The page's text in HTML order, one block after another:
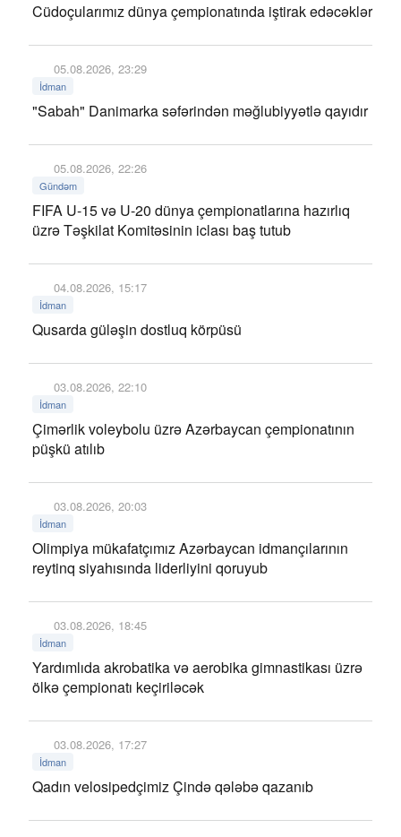
Cüdoçularımız dünya çempionatında iştirak edəcəklər
05.08.2026, 23:29
İdman
"Sabah" Danimarka səfərindən məğlubiyyətlə qayıdır
05.08.2026, 22:26
Gündəm
FIFA U-15 və U-20 dünya çempionatlarına hazırlıq
üzrə Təşkilat Komitəsinin iclası baş tutub
04.08.2026, 15:17
İdman
Qusarda güləşin dostluq körpüsü
03.08.2026, 22:10
İdman
Çimərlik voleybolu üzrə Azərbaycan çempionatının
püşkü atılıb
03.08.2026, 20:03
İdman
Olimpiya mükafatçımız Azərbaycan idmançılarının
reytinq siyahısında liderliyini qoruyub
03.08.2026, 18:45
İdman
Yardımlıda akrobatika və aerobika gimnastikası üzrə
ölkə çempionatı keçiriləcək
03.08.2026, 17:27
İdman
Qadın velosipedçimiz Çində qələbə qazanıb